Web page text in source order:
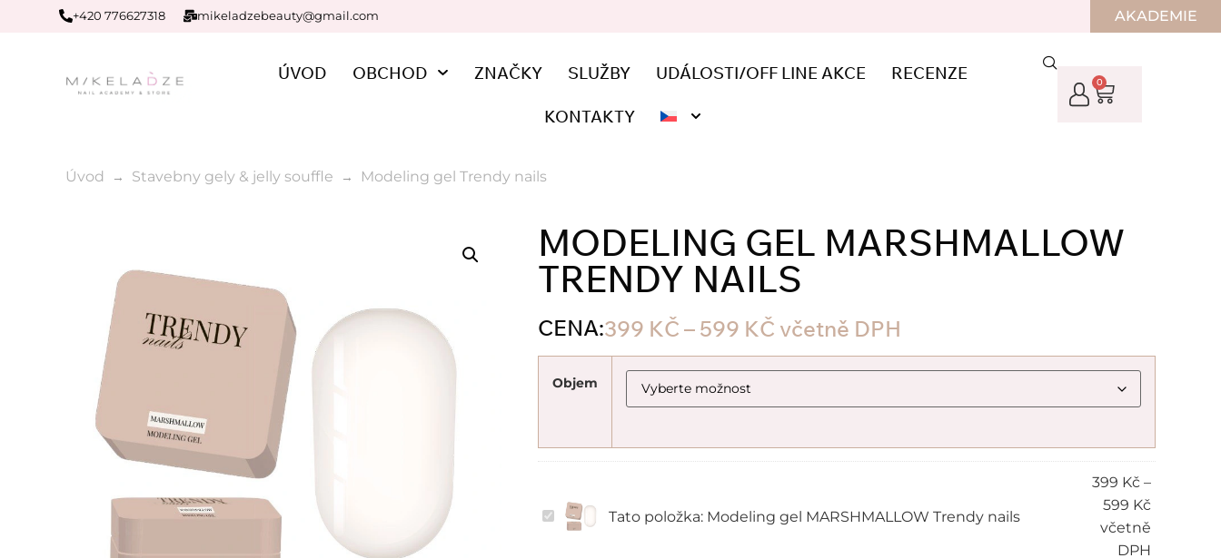
+420 776627318 mikeladzebeauty@gmail.com AKADEMIE
ÚVOD OBCHOD ZNAČKY SLUŽBY UDÁLOSTI/OFF LINE AKCE RECENZE
KONTAKTY
0
Úvod Stavebny gely & jelly souffle Modeling gel Trendy nails
MODELING GEL MARSHMALLOW
TRENDY NAILS
CENA:399 KČ – 599 KČ včetně DPH
Objem
Modeling
gel
Tato položka: Modeling gel MARSHMALLOW Trendy nails
399 Kč –
599 Kč
včetně
DPH